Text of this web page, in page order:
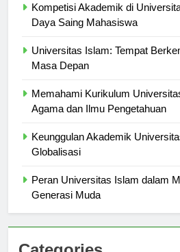
Kompetisi Akademik di
Universitas Islam: Tempat
Memahami Kurikulum
Keunggulan Akademik
Peran Universitas Islam dalam